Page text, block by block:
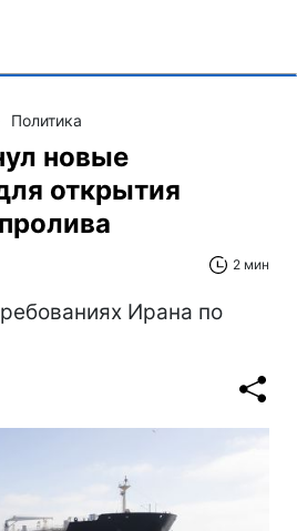
Политика
новые
открытия
2 мин
Ирана по